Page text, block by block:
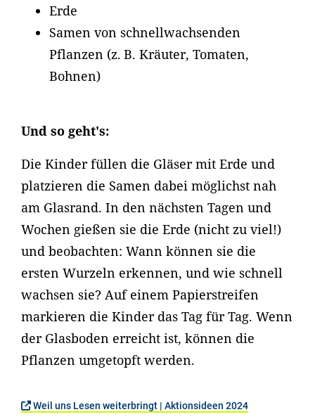
Erde
Samen von schnellwachsenden
Pflanzen (z. B. Kräuter, Tomaten,
Bohnen)
Und so geht's:
Die Kinder füllen die Gläser mit Erde und
platzieren die Samen dabei möglichst nah
am Glasrand. In den nächsten Tagen und
Wochen gießen sie die Erde (nicht zu viel!)
und beobachten: Wann können sie die
ersten Wurzeln erkennen, und wie schnell
wachsen sie? Auf einem Papierstreifen
markieren die Kinder das Tag für Tag. Wenn
der Glasboden erreicht ist, können die
Pflanzen umgetopft werden.
Weil uns Lesen weiterbringt | Aktionsideen 2024